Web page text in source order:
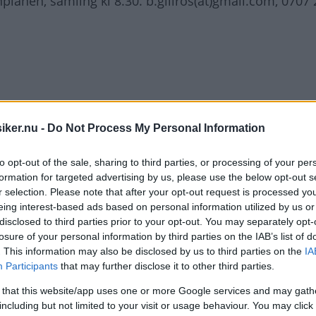
- Do Not Process My Personal Information
opt-out of the sale, sharing to third parties, or processing of your
for targeted advertising by us, please use the below opt-out
selection. Please note that after your opt-out request is processed
interest-based ads based on personal information utilized by us
to third parties prior to your opt-out. You may separately
of your personal information by third parties on the IAB’s list of
This information may also be disclosed by us to third parties on the
Participants that may further disclose it to other third parties.
that this website/app uses one or more Google services and may
but not limited to your visit or usage behaviour. You may
kl 10-16. elmstromdan@gmail.com, 070 855
kl 10-14. 070 982 07 16
Mer information
slott.
11-20.Mer information
kl 7-15. 0705 34 75 21
Mer information